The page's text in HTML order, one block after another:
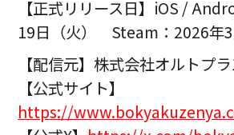
【正式リリース日】iOS /
19日（火） Steam：2026年3
【配信元】株式会社オルトプ
【公式サイト】
https://